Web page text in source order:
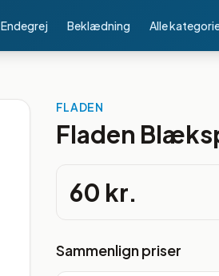
Endegrej Beklædning Alle
FLADEN
Fladen
60 kr.
Sammenlign priser